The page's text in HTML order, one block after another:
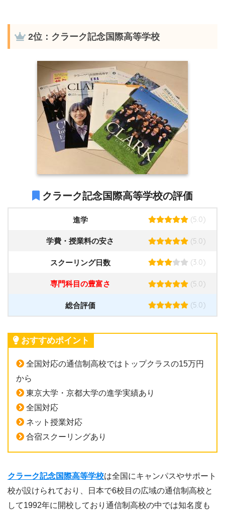
2位：クラーク記念国際高等学校
クラーク記念国際高等学校の評価
進学 (5.0)
学費・授業料の安さ (5.0)
スクーリング日数 (3.0)
専門科目の豊富さ (5.0)
総合評価 (5.0)
おすすめポイント
全国対応の通信制高校ではトップクラスの15万円
から
東京大学・京都大学の進学実績あり
全国対応
ネット授業対応
合宿スクーリングあり
クラーク記念国際高等学校は全国にキャンパスやサポート
校が設けられており、日本で6校目の広域の通信制高校と
して1992年に開校しており通信制高校の中では知名度も